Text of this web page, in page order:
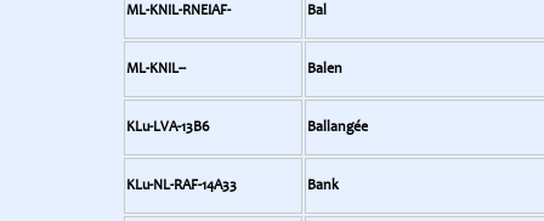
ML-KNIL-RNEIAF- Bal
ML-KNIL-- Balen
KLu-LVA-13B6 Ballangée
KLu-NL-RAF-14A33 Bank